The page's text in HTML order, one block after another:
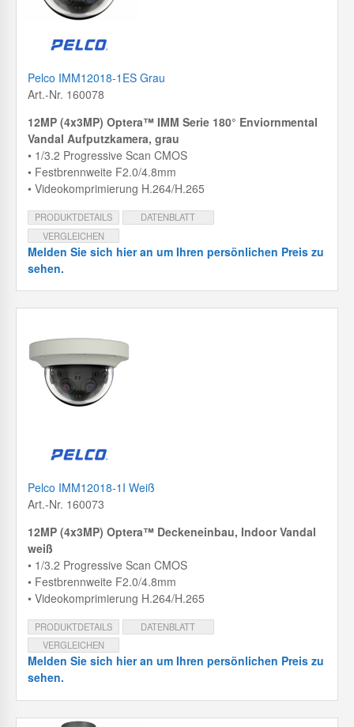
Pelco IMM12018-1ES Grau
Art.-Nr. 160078
12MP (4x3MP) Optera™ IMM Serie 180° Enviornmental
Vandal Aufputzkamera, grau
• 1/3.2 Progressive Scan CMOS
• Festbrennweite F2.0/4.8mm
• Videokomprimierung H.264/H.265
PRODUKTDETAILS
DATENBLATT
VERGLEICHEN
Melden Sie sich hier an um Ihren persönlichen Preis zu
sehen.
Pelco IMM12018-1I Weiß
Art.-Nr. 160073
12MP (4x3MP) Optera™ Deckeneinbau, Indoor Vandal
weiß
• 1/3.2 Progressive Scan CMOS
• Festbrennweite F2.0/4.8mm
• Videokomprimierung H.264/H.265
PRODUKTDETAILS
DATENBLATT
VERGLEICHEN
Melden Sie sich hier an um Ihren persönlichen Preis zu
sehen.